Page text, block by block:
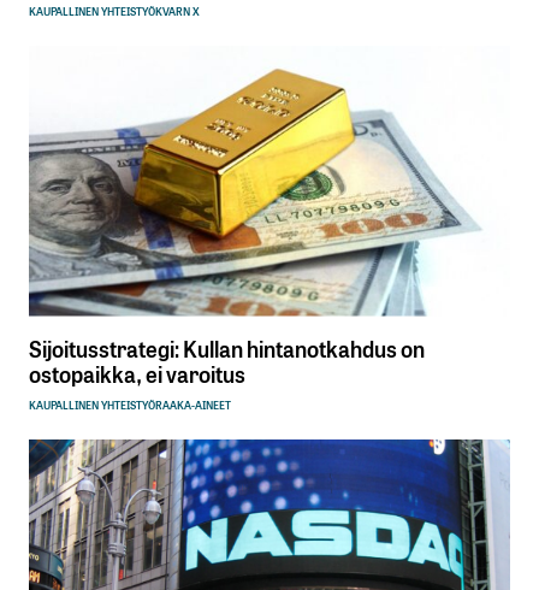
KAUPALLINEN YHTEISTYÖKVARN X
Sijoitusstrategi: Kullan hintanotkahdus on
ostopaikka, ei varoitus
KAUPALLINEN YHTEISTYÖRAAKA-AINEET